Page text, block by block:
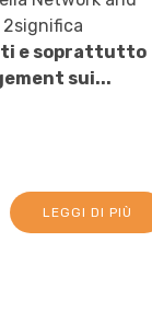
e soprattutto
sui...
LEGGI DI PIÙ